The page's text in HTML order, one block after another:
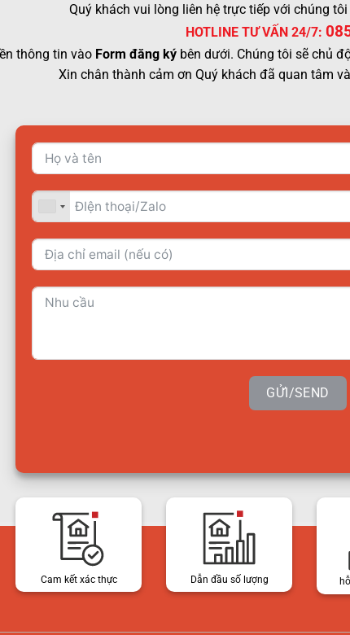
Quý khách vui lòng liên hệ trực tiếp với chúng
HOTLINE TƯ VẤN 24/7:
thông tin vào Form đăng kýbên dưới. Chúng tôi sẽ chủ
Xin chân thành cảm ơn Quý khách đã quan tâm
GỬI/SEND
Cam kết xác thực Dẫn đầu số lượng